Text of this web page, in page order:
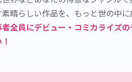
晴らしい作品を、もっと世の中
者全員にデビュー・コミカライズ